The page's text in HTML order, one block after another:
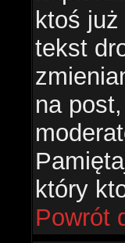
ktoś
tekst
na
który
Powrót